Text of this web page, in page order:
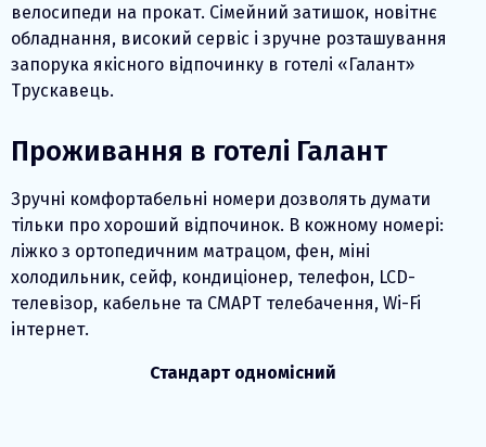
велосипеди на прокат. Сімейний затишок, новітнє
обладнання, високий сервіс і зручне розташування
запорука якісного відпочинку в готелі «Галант»
Трускавець.
Проживання в готелі Галант
Зручні комфортабельні номери дозволять думати
тільки про хороший відпочинок. В кожному номері:
ліжко з ортопедичним матрацом, фен, міні
холодильник, сейф, кондиціонер, телефон, LCD-
телевізор, кабельне та СМАРТ телебачення, Wi-Fi
інтернет.
Стандарт одномісний